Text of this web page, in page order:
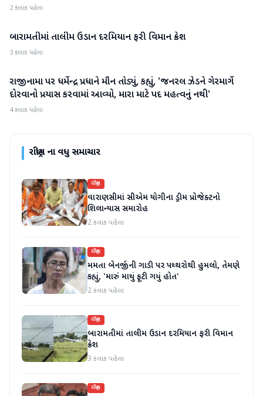
2 કલાક પહેલા
રાષ્ટ્રીય
બારામતીમાં તાલીમ ઉડાન દરમિયાન ફરી વિમાન ક્રેશ
3 કલાક પહેલા
રાષ્ટ્રીય
રાજીનામા પર ધર્મેન્દ્ર પ્રધાને મૌન તોડ્યું, કહ્યું, 'જનરલ ઝેડને ગેરમાર્ગે
દોરવાનો પ્રયાસ કરવામાં આવ્યો, મારા માટે પદ મહત્વનું નથી'
4 કલાક પહેલા
રાષ્ટ્રીયના વધુ સમાચાર
રાષ્ટ્રીય
વારાણસીમાં સીએમ યોગીના ડ્રીમ પ્રોજેક્ટનો
શિલાન્યાસ સમારોહ
2 કલાક પહેલા
રાષ્ટ્રીય
મમતા બેનર્જીની ગાડી પર પથ્થરોથી હુમલો, તેમણે
કહ્યું, 'મારું માથું ફૂટી ગયું હોત'
2 કલાક પહેલા
રાષ્ટ્રીય
બારામતીમાં તાલીમ ઉડાન દરમિયાન ફરી વિમાન
ક્રેશ
3 કલાક પહેલા
રાષ્ટ્રીય